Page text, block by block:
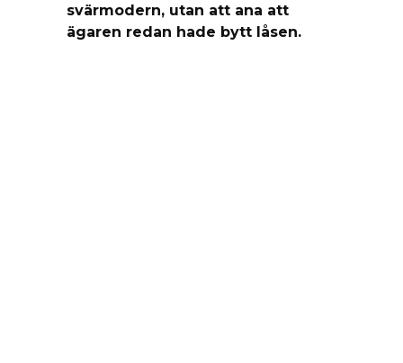
svärmodern, utan att ana att
ägaren redan hade bytt låsen.